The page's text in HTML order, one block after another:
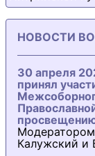
НОВОСТИ
30 апреля
принял
Калужский и